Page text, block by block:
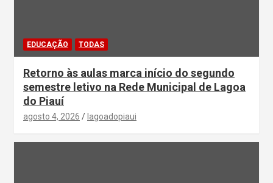
EDUCAÇÃO TODAS
Retorno às aulas marca início do segundo
semestre letivo na Rede Municipal de Lagoa
do Piauí
agosto 4, 2026 lagoadopiaui